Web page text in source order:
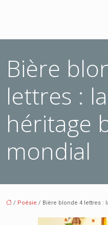
Bière
lettres :
héritage
mondial
/ Poésie / Bière blonde 4 lettres :